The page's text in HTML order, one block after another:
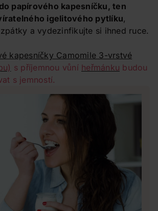
papírového kapesníčku, ten
igelitového pytlíku,
a vydezinfikujte si ihned ruce.
kapesníčky Camomile 3-vrstvé
s příjemnou vůní heřmánku budou
s jemností.